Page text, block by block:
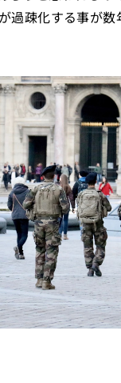
過疎化する事が数